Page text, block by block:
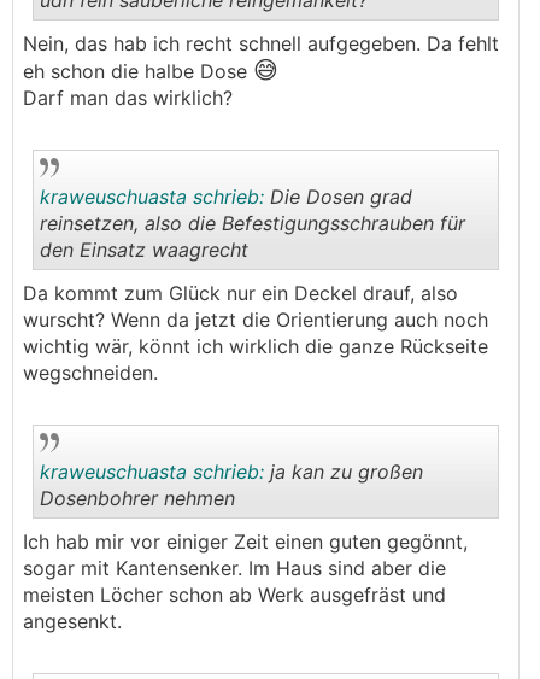
..
Nein, das hab ich recht schnell aufgegeben. Da fehlt
eh schon die halbe Dose 😅
Darf man das wirklich?
..
kraweuschuasta schrieb: Die Dosen grad
reinsetzen, also die Befestigungsschrauben für
den Einsatz waagrecht
Da kommt zum Glück nur ein Deckel drauf, also
wurscht? Wenn da jetzt die Orientierung auch noch
wichtig wär, könnt ich wirklich die ganze Rückseite
wegschneiden.
.
kraweuschuasta schrieb: ja kan zu großen
Dosenbohrer nehmen
Ich hab mir vor einiger Zeit einen guten gegönnt,
sogar mit Kantensenker. Im Haus sind aber die
meisten Löcher schon ab Werk ausgefräst und
angesenkt.